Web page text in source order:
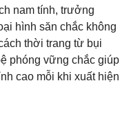
nam tính, trưởng
hình săn chắc không
thời trang từ bụi
phóng vững chắc giúp
cao mỗi khi xuất hiện